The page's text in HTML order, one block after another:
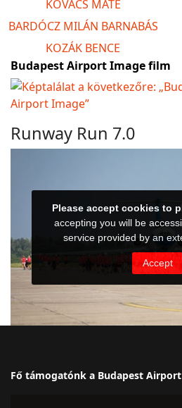
KOVÁCS MÁTÉ
BARDÓCZ MILÁN BARNABÁS
KOZÁK BENCE
Budapest Airport Image film
Runway Run 7.0
Fő támogatónk a Budapest Airport